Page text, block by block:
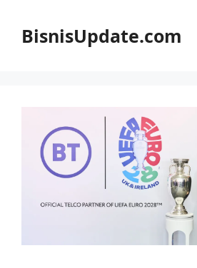
BisnisUpdate.com